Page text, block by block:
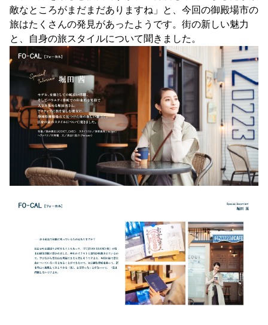
敵なところがまだまだありますね」と、今回の御殿場市の
旅はたくさんの発見があったようです。街の新しい魅力
と、自身の旅スタイルについて聞きました。